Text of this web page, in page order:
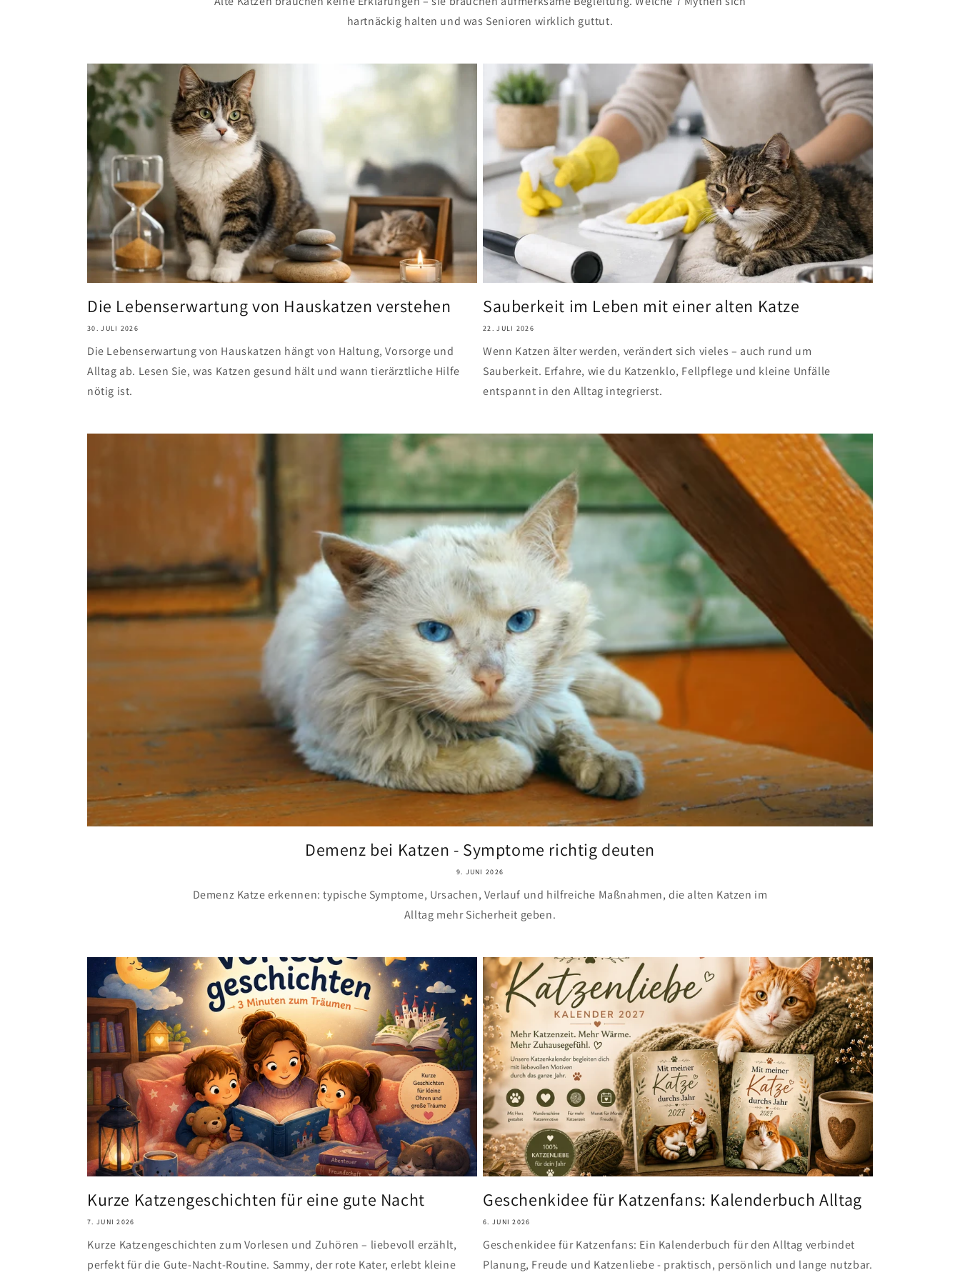
hartnäckig halten und was Senioren wirklich guttut.
Die Lebenserwartung von Hauskatzen verstehen
30. JULI 2026
Die Lebenserwartung von Hauskatzen hängt von Haltung, Vorsorge und
Alltag ab. Lesen Sie, was Katzen gesund hält und wann tierärztliche Hilfe
nötig ist.
Sauberkeit im Leben mit einer alten Katze
22. JULI 2026
Wenn Katzen älter werden, verändert sich vieles – auch rund um
Sauberkeit. Erfahre, wie du Katzenklo, Fellpflege und kleine Unfälle
entspannt in den Alltag integrierst.
Demenz bei Katzen - Symptome richtig deuten
9. JUNI 2026
Demenz Katze erkennen: typische Symptome, Ursachen, Verlauf und hilfreiche Maßnahmen, die alten Katzen im
Alltag mehr Sicherheit geben.
Kurze Katzengeschichten für eine gute Nacht
7. JUNI 2026
Kurze Katzengeschichten zum Vorlesen und Zuhören – liebevoll erzählt,
perfekt für die Gute-Nacht-Routine. Sammy, der rote Kater, erlebt kleine
Geschenkidee für Katzenfans: Kalenderbuch Alltag
6. JUNI 2026
Geschenkidee für Katzenfans: Ein Kalenderbuch für den Alltag verbindet
Planung, Freude und Katzenliebe - praktisch, persönlich und lange nutzbar.